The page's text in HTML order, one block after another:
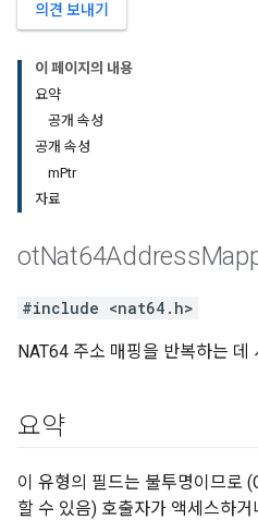
의견 보내기
이 페이지의 내용
요약
공개 속성
공개 속성
mPtr
자료
otNat64Address
#include <nat64.h>
NAT64 주소 매핑을 반복하는 데
요약
이 유형의 필드는 불투명이므로
할 수 있음) 호출자가 액세스하